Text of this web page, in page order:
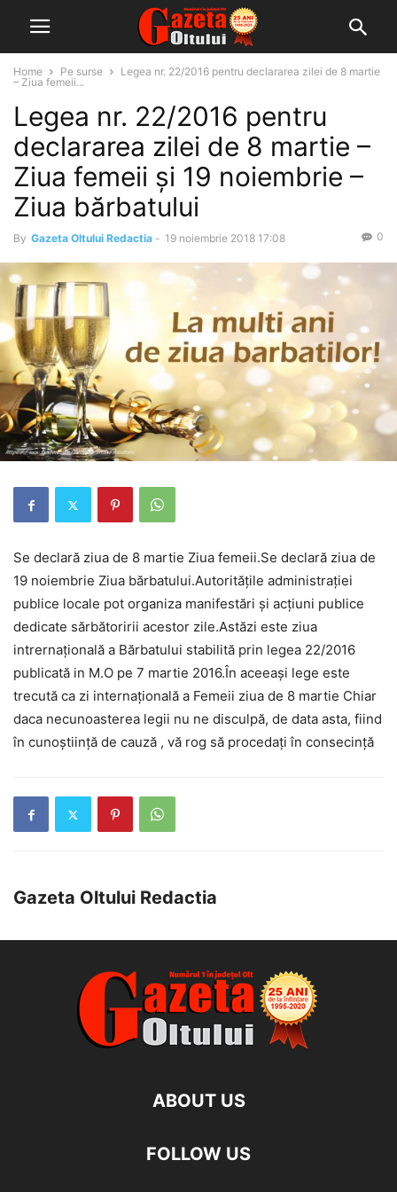
Home Pe surse
Legea nr. 22/2016 pentru declararea zilei de 8 martie
– Ziua femeii...
Legea nr. 22/2016 pentru
declararea zilei de 8 martie –
Ziua femeii și 19 noiembrie –
Ziua bărbatului
By Gazeta Oltului Redactia - 19 noiembrie 2018 17:08 0
Se declară ziua de 8 martie Ziua femeii.Se declară ziua de
19 noiembrie Ziua bărbatului.Autoritățile administrației
publice locale pot organiza manifestări și acțiuni publice
dedicate sărbătoririi acestor zile.Astăzi este ziua
intrernațională a Bărbatului stabilită prin legea 22/2016
publicată in M.O pe 7 martie 2016.În aceeași lege este
trecută ca zi internațională a Femeii ziua de 8 martie Chiar
daca necunoasterea legii nu ne disculpă, de data asta, fiind
în cunoștiință de cauză , vă rog să procedați în consecință
Gazeta Oltului Redactia
ABOUT US
FOLLOW US